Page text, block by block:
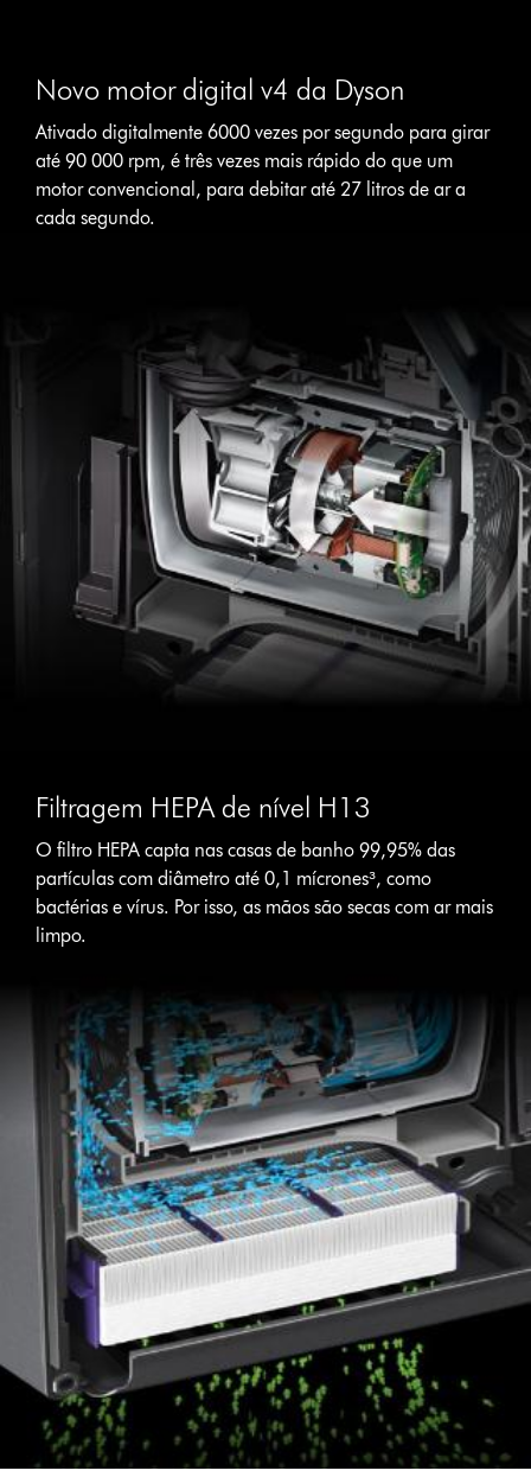
Novo motor digital v4 da Dyson
Ativado digitalmente 6000 vezes por segundo para girar
até 90 000 rpm, é três vezes mais rápido do que um
motor convencional, para debitar até 27 litros de ar a
cada segundo.
Filtragem HEPA de nível H13
O filtro HEPA capta nas casas de banho 99,95% das
partículas com diâmetro até 0,1 mícrones³, como
bactérias e vírus. Por isso, as mãos são secas com ar mais
limpo.